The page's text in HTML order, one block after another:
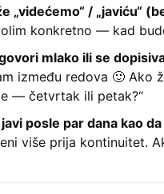
„videćemo“ / „javiću“
konkretno — kad
mlako ili se
između redova 🙂 Ako
— četvrtak ili petak?“
posle par dana kao
više prija kontinuitet.